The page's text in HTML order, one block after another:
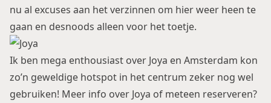
nu al excuses aan het verzinnen om hier weer heen te
gaan en desnoods alleen voor het toetje.
Ik ben mega enthousiast over Joya en Amsterdam kon
zo’n geweldige hotspot in het centrum zeker nog wel
gebruiken! Meer info over Joya of meteen reserveren?